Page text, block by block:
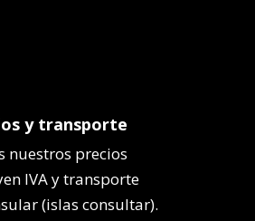
y transporte
nuestros precios
IVA y transporte
(islas consultar).